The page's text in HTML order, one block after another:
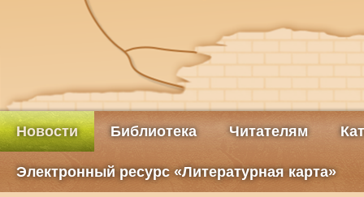
Новости Библиотека Читателям
Электронный ресурс «Литературная карта»